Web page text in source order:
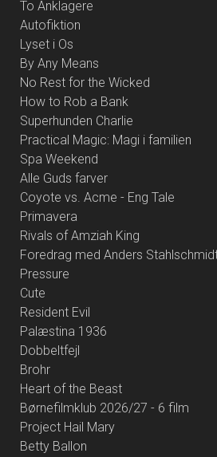
To Anklagere
Autofiktion
Lyset i Os
By Any Means
No Rest for the Wicked
How to Rob a Bank
Superhunden Charlie
Practical Magic: Magi i familien
Spa Weekend
Alle Guds farver
Coyote vs. Acme - Eng Tale
Primavera
Rivals of Amziah King
Foredrag med Anders
Pressure
Cute
Resident Evil
Palæstina 1936
Dobbeltfejl
Brohr
Heart of the Beast
Børnefilmklub 2026/27 - 6 film
Project Hail Mary
Betty Ballon